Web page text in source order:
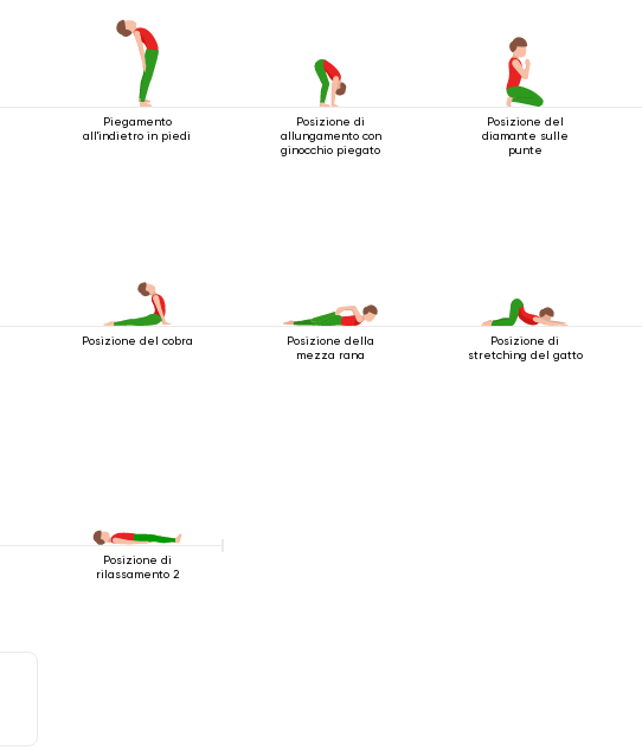
Piegamento
all'indietro in piedi
Posizione di
allungamento con
ginocchio piegato
Posizione del
diamante sulle
punte
Posizione del cobra
Posizione della
mezza rana
Posizione di
stretching del gatto
Posizione di
rilassamento 2